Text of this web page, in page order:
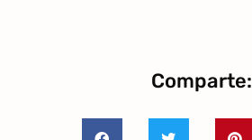
Comparte: